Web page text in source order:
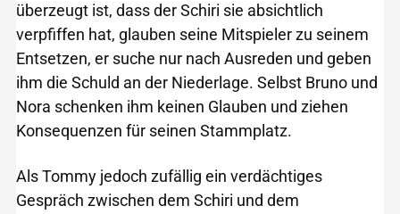
überzeugt ist, dass der Schiri sie absichtlich
verpfiffen hat, glauben seine Mitspieler zu seinem
Entsetzen, er suche nur nach Ausreden und geben
ihm die Schuld an der Niederlage. Selbst Bruno und
Nora schenken ihm keinen Glauben und ziehen
Konsequenzen für seinen Stammplatz.
Als Tommy jedoch zufällig ein verdächtiges
Gespräch zwischen dem Schiri und dem